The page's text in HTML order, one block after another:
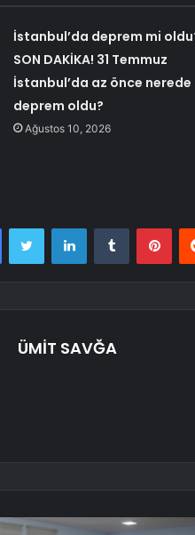
İstanbul’da deprem mi
SON DAKİKA! 31 Temmuz
İstanbul’da az önce nerede
deprem oldu?
Ağustos 10, 2026
FacebookTwitter LinkedInTumblr
ÜMİT SAVĞA